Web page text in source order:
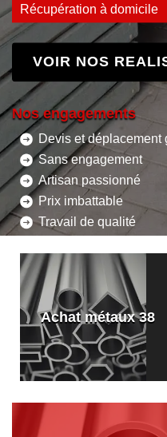
Récupération à domicile
VOIR NOS
Nos engagements
Devis et déplacement
Sans engagement
Artisan passionné
Prix imbattable
Travail de qualité
Achat métaux 38